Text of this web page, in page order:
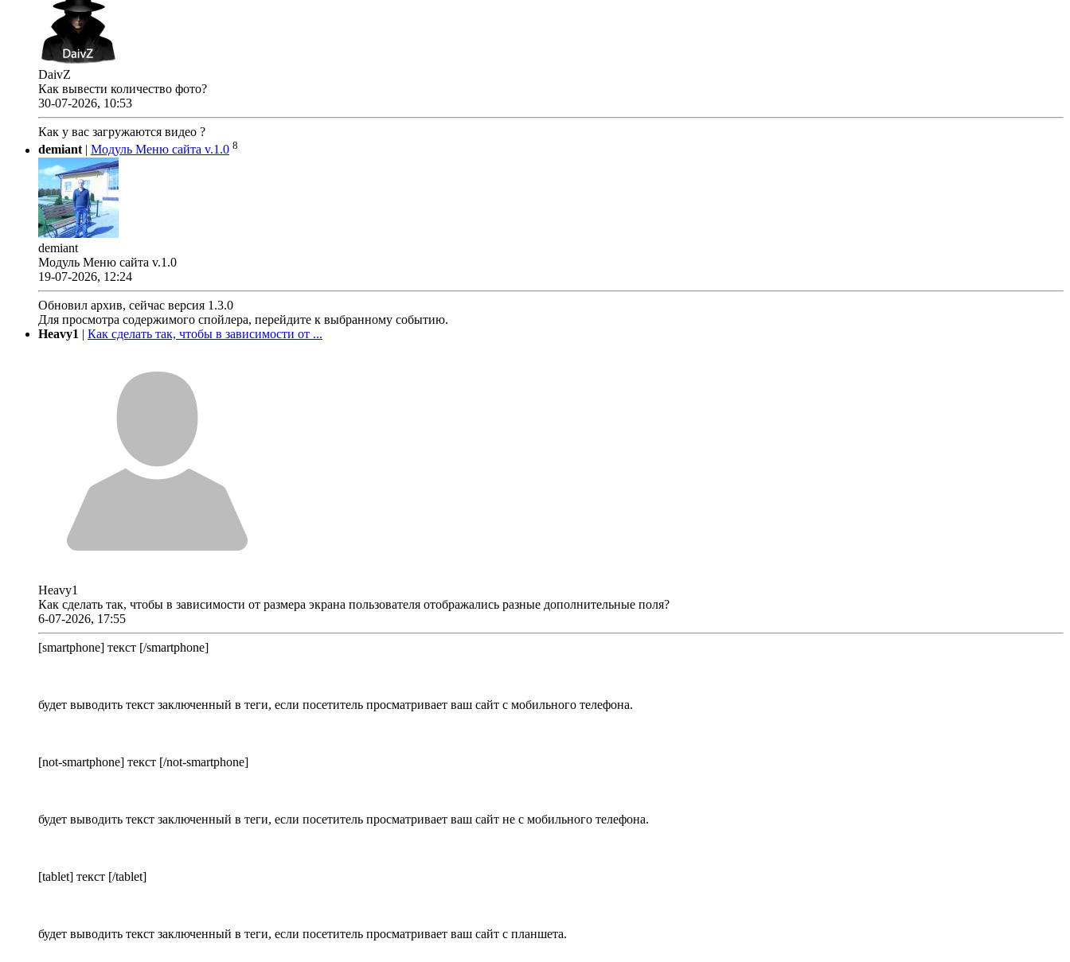
DaivZ
Как вывести количество фото?
30-07-2026, 10:53
Как у вас загружаются видео ?
demiant| Модуль Меню сайта v.1.0 8
demiant
Модуль Меню сайта v.1.0
19-07-2026, 12:24
Обновил архив, сейчас версия 1.3.0
Для просмотра содержимого спойлера, перейдите к выбранному событию.
Heavy1 | Как сделать так, чтобы в зависимости от ...
Heavy1
Как сделать так, чтобы в зависимости от размера экрана пользователя отображались разные дополнительные поля?
6-07-2026, 17:55
[smartphone] текст [/smartphone]
будет выводить текст заключенный в теги, если посетитель просматривает ваш сайт с мобильного телефона.
[not-smartphone] текст [/not-smartphone]
будет выводить текст заключенный в теги, если посетитель просматривает ваш сайт не с мобильного телефона.
[tablet] текст [/tablet]
будет выводить текст заключенный в теги, если посетитель просматривает ваш сайт с планшета.